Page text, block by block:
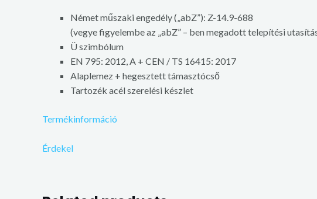
Német műszaki engedély („abZ”): Z-14.9-688
(vegye figyelembe az „abZ” – ben megadott telepítési
Ü szimbólum
EN 795: 2012, A + CEN / TS 16415: 2017
Alaplemez + hegesztett támasztócső
Tartozék acél szerelési készlet
Termékinformáció
Érdekel